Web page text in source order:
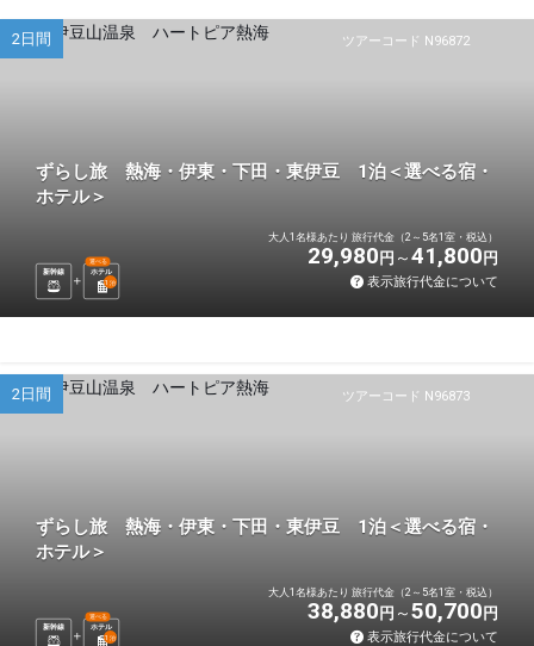
ツアーコード N96872
2日間
ずらし旅 熱海・伊東・下田・東伊豆 1泊＜選べる宿・
ホテル＞
新幹線 ホテル
選べる
1 泊
大人1名様あたり 旅行代金（2～5名1室・税込）
29,980 円 41,800 円
表示旅行代金について
ツアーコード N96873
2日間
ずらし旅 熱海・伊東・下田・東伊豆 1泊＜選べる宿・
ホテル＞
新幹線 ホテル
選べる
1 泊
大人1名様あたり 旅行代金（2～5名1室・税込）
38,880 円 50,700 円
表示旅行代金について